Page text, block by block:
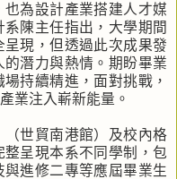
為設計產業搭建人才媒
陳主任指出，大學期間
現，但透過此次成果發
潛力與熱情。期盼畢業
持續精進，面對挑戰，
業注入嶄新能量。
世貿南港館）及校內格
呈現本系不同學制，包
進修二專等應屆畢業生